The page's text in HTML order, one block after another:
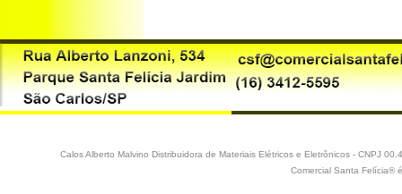
Calos Alberto Malvino Distribuidora de Materiais Elétricos e Eletrônicos - CNPJ
Comercial Santa Felícia®